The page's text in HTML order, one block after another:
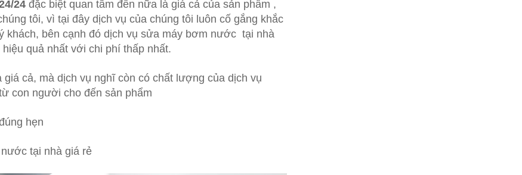
24 đặc biệt quan tâm đến nữa là giá cả của sản phẩm ,
tôi, vì tại đây dịch vụ của chúng tôi luôn cố gắng khắc
khách, bên cạnh đó dịch vụ sửa máy bơm nước tại nhà
quả nhất với chi phí thấp nhất.
cả, mà dịch vụ nghĩ còn có chất lượng của dịch vụ
con người cho đến sản phẩm
hẹn
tại nhà giá rẻ